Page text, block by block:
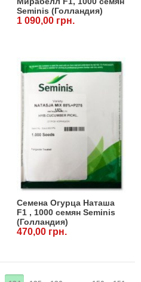
Seminis (Голландия)
1 090,00 грн.
Семена Огурца Наташа
F1 , 1000 семян Seminis
(Голландия)
470,00 грн.